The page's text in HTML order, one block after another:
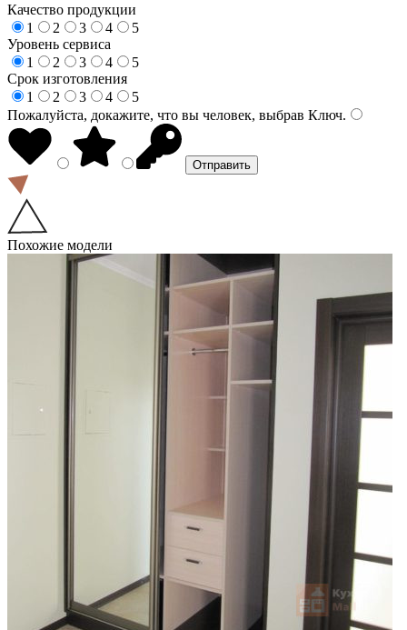
Качество продукции
1
2 3 4
5
Уровень сервиса
1
2 3 4
5
Срок изготовления
1
2 3 4
5
Пожалуйста, докажите, что вы человек, выбрав Ключ.
Похожие модели